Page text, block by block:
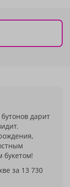
дарит
за 13 730